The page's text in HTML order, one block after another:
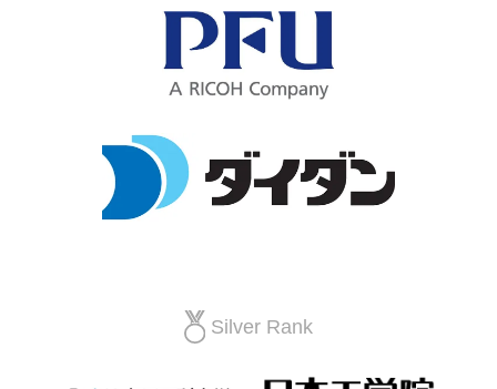
Silver Rank